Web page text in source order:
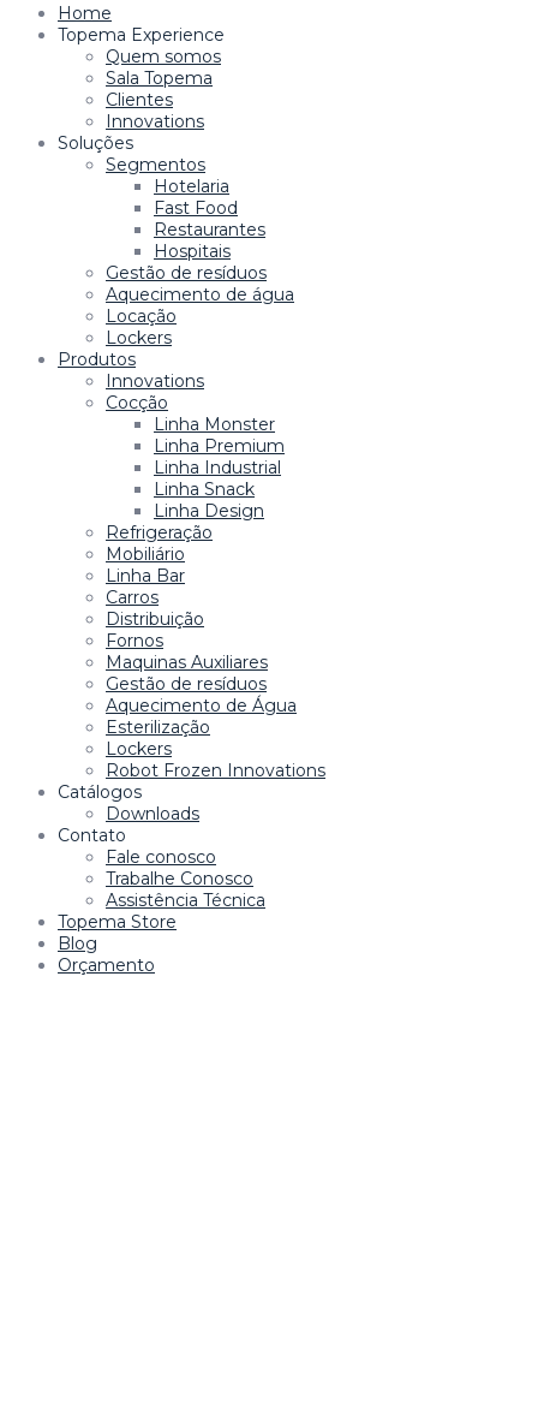
Home
Topema Experience
Quem somos
Sala Topema
Clientes
Innovations
Soluções
Segmentos
Hotelaria
Fast Food
Restaurantes
Hospitais
Gestão de resíduos
Aquecimento de água
Locação
Lockers
Produtos
Innovations
Cocção
Linha Monster
Linha Premium
Linha Industrial
Linha Snack
Linha Design
Refrigeração
Mobiliário
Linha Bar
Carros
Distribuição
Fornos
Maquinas Auxiliares
Gestão de resíduos
Aquecimento de Água
Esterilização
Lockers
Robot Frozen Innovations
Catálogos
Downloads
Contato
Fale conosco
Trabalhe Conosco
Assistência Técnica
Topema Store
Blog
Orçamento